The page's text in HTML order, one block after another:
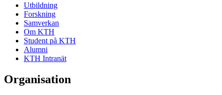
Utbildning
Forskning
Samverkan
Om KTH
Student på KTH
Alumni
KTH Intranät
Organisation